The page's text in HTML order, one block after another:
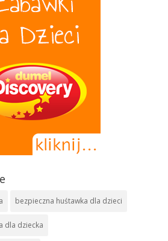
bezpieczna huśtawka dla dzieci
dla dziecka